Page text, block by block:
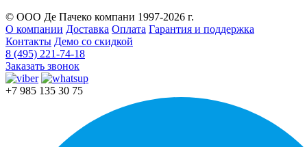
© ООО Де Пачеко компани 1997-2026 г.
О компании Доставка Оплата Гарантия и поддержка
Контакты Демо со скидкой
8 (495) 221-74-18
Заказать звонок
+7 985 135 30 75